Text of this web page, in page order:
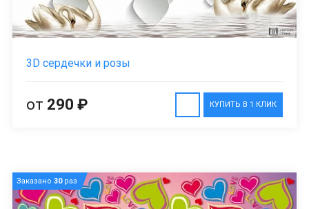
3D сердечки и розы
КУПИТЬ В 1 КЛИК
от 290 ₽
Заказано 30раз